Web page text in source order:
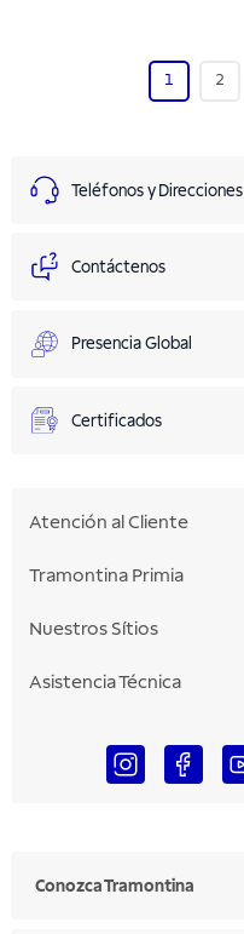
1 2
Teléfonos y Direcciones
Contáctenos
Presencia Global
Certificados
Atención al Cliente
Tramontina Primia
Nuestros Sítios
Asistencia Técnica
Conozca Tramontina